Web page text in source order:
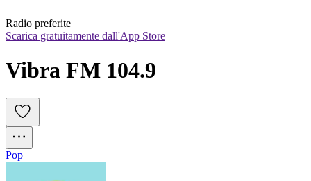
Radio preferite
Scarica gratuitamente dall'App Store
Vibra FM 104.9
Pop